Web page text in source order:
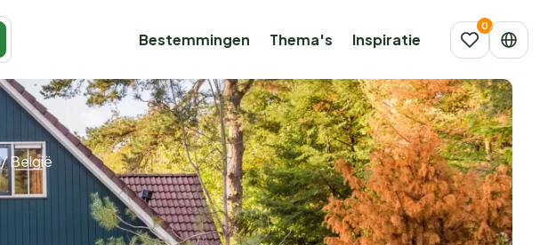
Bestemmingen Thema's Inspiratie
/België